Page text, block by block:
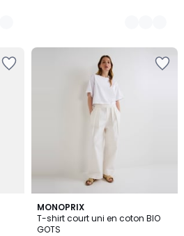
MONOPRIX
T-shirt court uni en coton BIO
GOTS
4
Couleurs